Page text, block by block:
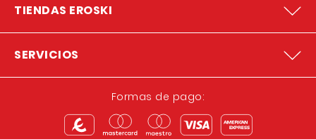
TIENDAS EROSKI
SERVICIOS
Formas de pago: